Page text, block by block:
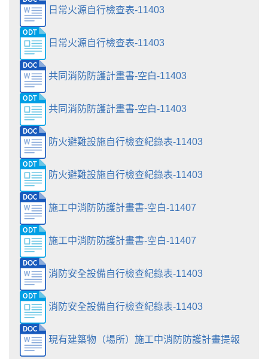
日常火源自行檢查表-11403
日常火源自行檢查表-11403
共同消防防護計畫書-空白-11403
共同消防防護計畫書-空白-11403
防火避難設施自行檢查紀錄表-11403
防火避難設施自行檢查紀錄表-11403
施工中消防防護計畫書-空白-11407
施工中消防防護計畫書-空白-11407
消防安全設備自行檢查紀錄表-11403
消防安全設備自行檢查紀錄表-11403
現有建築物（場所）施工中消防防護計畫提報